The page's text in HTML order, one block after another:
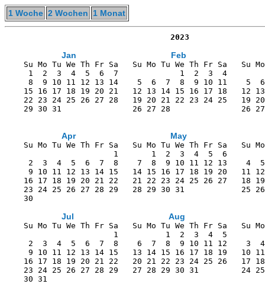
1 Woche 2 Wochen 1 Monat
                                   2023
Jan Feb
Su Mo Tu We Th Fr Sa   Su Mo Tu We Th Fr Sa   Su
1  2  3  4  5  6  7             1  2  3  4
8  9 10 11 12 13 14    5  6  7  8  9 10 11    5
15 16 17 18 19 20 21   12 13 14 15 16 17 18   12
22 23 24 25 26 27 28   19 20 21 22 23 24 25   19
29 30 31               26 27 28               26
Apr May
Su Mo Tu We Th Fr Sa   Su Mo Tu We Th Fr Sa   Su
1       1  2  3  4  5  6
2  3  4  5  6  7  8    7  8  9 10 11 12 13    4
9 10 11 12 13 14 15   14 15 16 17 18 19 20   11
16 17 18 19 20 21 22   21 22 23 24 25 26 27   18
23 24 25 26 27 28 29   28 29 30 31            25
Jul Aug
Su Mo Tu We Th Fr Sa   Su Mo Tu We Th Fr Sa   Su
1          1  2  3  4  5
2  3  4  5  6  7  8    6  7  8  9 10 11 12    3
9 10 11 12 13 14 15   13 14 15 16 17 18 19   10
16 17 18 19 20 21 22   20 21 22 23 24 25 26   17
23 24 25 26 27 28 29   27 28 29 30 31         24
30